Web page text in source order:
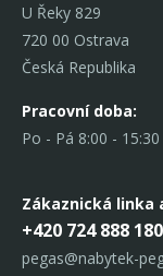
U Řeky 829
720 00 Ostrava
Česká Republika
Pracovní doba:
Po - Pá 8:00 - 15:30
Zákaznická linka
+420 724 888 180
pegas@nabytek-